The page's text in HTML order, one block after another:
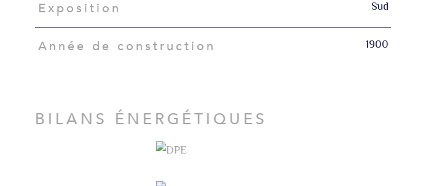
Exposition Sud
Année de construction 1900
BILANS ÉNERGÉTIQUES